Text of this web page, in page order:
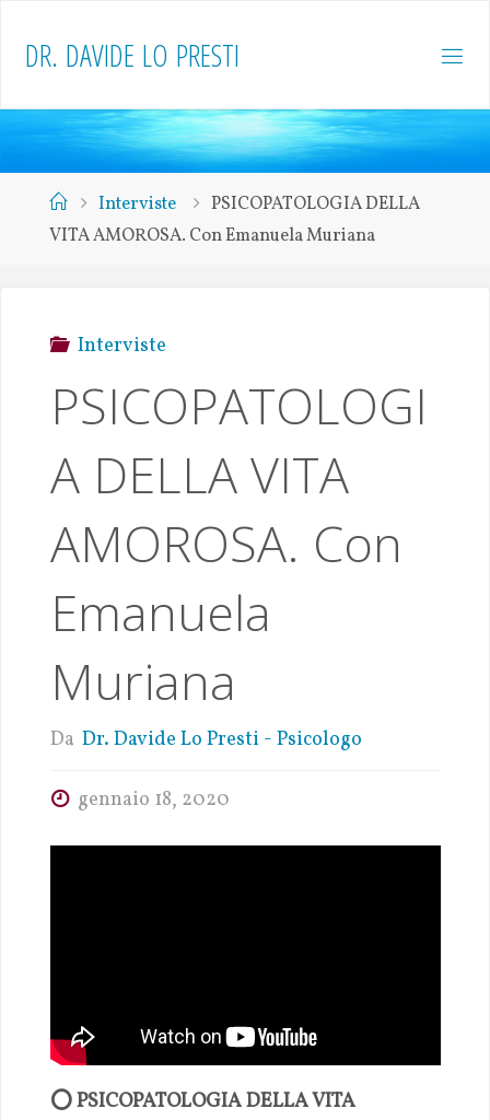
DR. DAVIDE LO PRESTI
Interviste
PSICOPATOLOGIA DELLA
VITA AMOROSA. Con Emanuela Muriana
Interviste
PSICOPATOLOGI
A DELLA VITA
AMOROSA. Con
Emanuela
Muriana
Da Dr. Davide Lo Presti - Psicologo
gennaio 18, 2020
⭕ PSICOPATOLOGIA DELLA VITA